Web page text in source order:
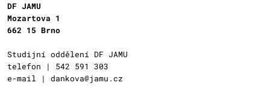
DF JAMU
Mozartova 1
662 15 Brno
Studijní oddělení DF JAMU
telefon | 542 591 303
e-mail | dankova@jamu.cz